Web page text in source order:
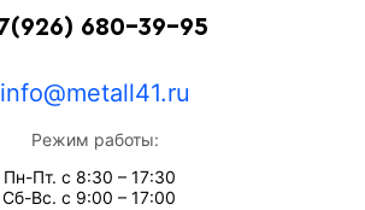
680-39-95
info@metall41.ru
Режим работы:
Пн-Пт. с 8:30 – 17:30
Сб-Вс. с 9:00 – 17:00